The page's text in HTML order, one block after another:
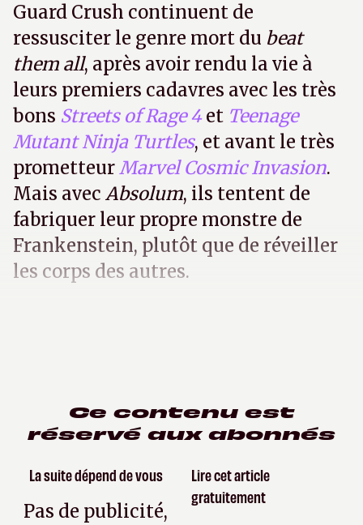
Guard Crush continuent de
ressusciter le genre mort du beat
them all, après avoir rendu la vie à
leurs premiers cadavres avec les très
bons Streets of Rage 4et Teenage
Mutant Ninja Turtles, et avant le très
prometteurMarvel Cosmic Invasion.
Mais avec Absolum, ils tentent de
fabriquer leur propre monstre de
Frankenstein, plutôt que de réveiller
les corps des autres.
Ce contenu est
réservé aux abonnés
La suite dépend de vous
Pas de publicité,
Lire cet article
gratuitement